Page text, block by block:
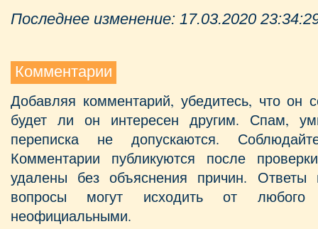
Последнее изменение: 17.03.2020
Комментарии
Добавляя комментарий, убедитесь, что он
будет ли он интересен другим. Спам,
переписка не допускаются.
Комментарии публикуются после
удалены без объяснения причин.
вопросы могут исходить от любого
неофициальными.